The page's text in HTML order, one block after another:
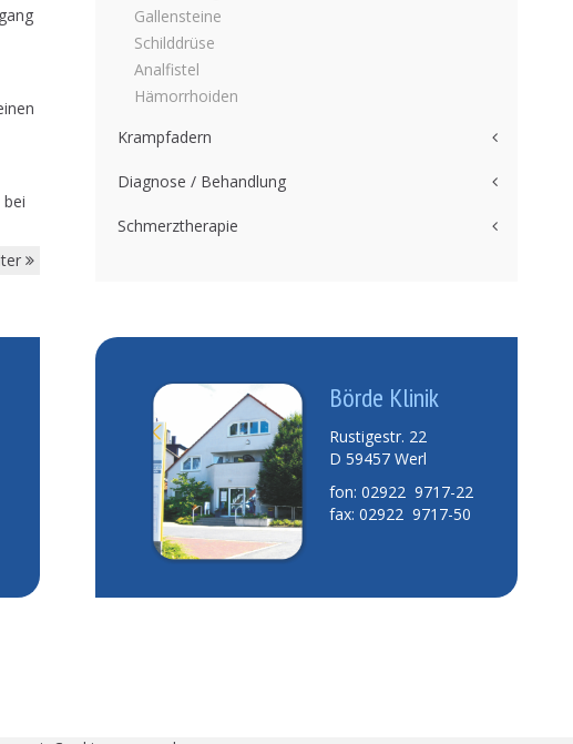
Gallensteine
Schilddrüse
Analfistel
Hämorrhoiden
Krampfadern
Diagnose / Behandlung
Schmerztherapie
Börde Klinik
Rustigestr. 22
D 59457 Werl
fon: 02922 9717-22
fax: 02922 9717-50